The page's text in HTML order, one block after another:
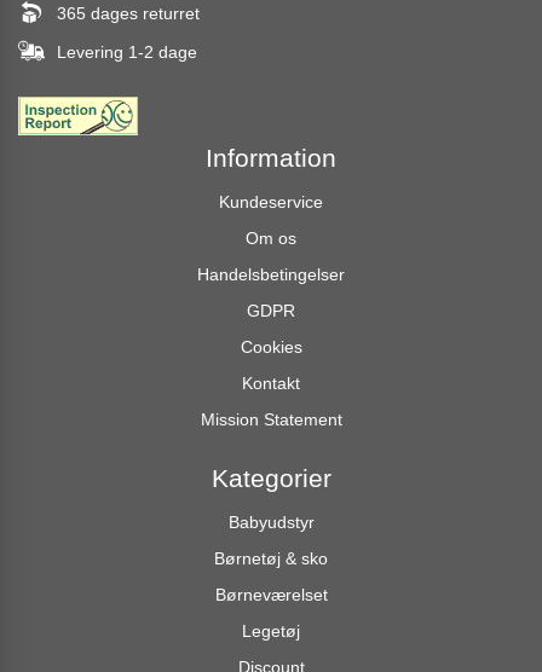
365 dages returret
Levering 1-2 dage
Information
Kundeservice
Om os
Handelsbetingelser
GDPR
Cookies
Kontakt
Mission Statement
Kategorier
Babyudstyr
Børnetøj & sko
Børneværelset
Legetøj
Discount